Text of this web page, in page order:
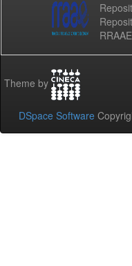
RRAAE
Theme by
DSpace Software